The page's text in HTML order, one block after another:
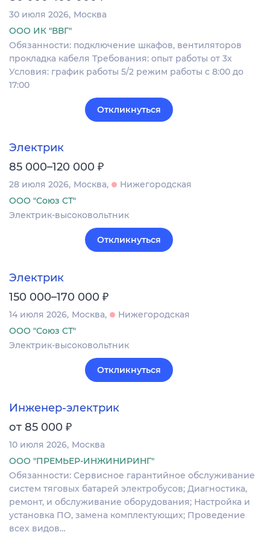
30 июля 2026 Москва
ООО ИК "ВВГ"
Обязанности: подключение шкафов, вентиляторов
прокладка кабеля Требования: опыт работы от 3х
Условия: график работы 5/2 режим работы с 8:00 до
17:00
Откликнуться
Электрик
85 000–120 000 ₽
28 июля 2026 Москва
Нижегородская
ООО "Союз СТ"
Электрик-высоковольтник
Откликнуться
Электрик
150 000–170 000 ₽
14 июля 2026 Москва
Нижегородская
ООО "Союз СТ"
Электрик-высоковольтник
Откликнуться
Инженер-электрик
от 85 000 ₽
10 июля 2026 Москва
ООО "ПРЕМЬЕР-ИНЖИНИРИНГ"
Обязанности: Сервисное гарантийное обслуживание
систем тяговых батарей электробусов; Диагностика,
ремонт, и обслуживание оборудования; Настройка и
установка ПО, замена комплектующих; Проведение
всех видов…